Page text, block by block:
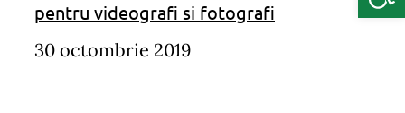
pentru videografi si fotografi
30 octombrie 2019